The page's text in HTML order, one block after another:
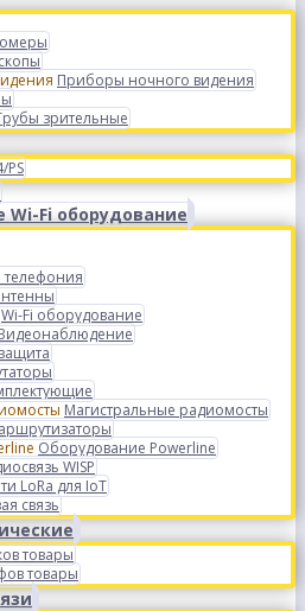
Приборы ночного видения
зрительные
PS
Wi-Fi оборудование
телефония
Wi-Fi оборудование
Магистральные радиомосты
Оборудование Powerline
WISP
LoRa для IoT
связь
товары
товары